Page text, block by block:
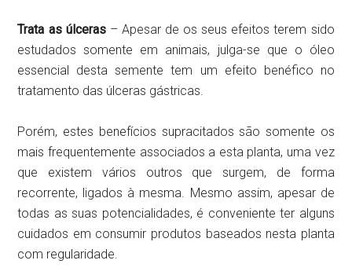
Trata as úlceras– Apesar de os seus efeitos terem sido
estudados somente em animais, julga-se que o óleo
essencial desta semente tem um efeito benéfico no
tratamento das úlceras gástricas.
Porém, estes benefícios supracitados são somente os
mais frequentemente associados a esta planta, uma vez
que existem vários outros que surgem, de forma
recorrente, ligados à mesma. Mesmo assim, apesar de
todas as suas potencialidades, é conveniente ter alguns
cuidados em consumir produtos baseados nesta planta
com regularidade.